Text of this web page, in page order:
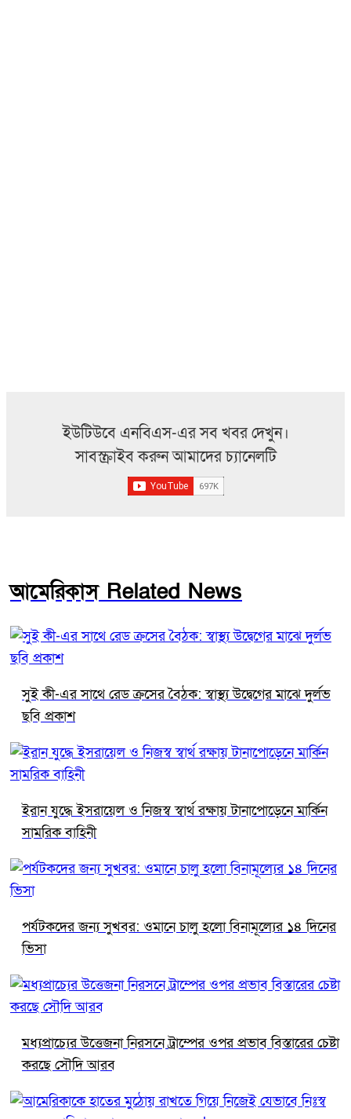
ইউটিউবে এনবিএস-এর সব খবর দেখুন।
সাবস্ক্রাইব করুন আমাদের চ্যানেলটি
আমেরিকাস Related News
সুই কী-এর সাথে রেড ক্রসের বৈঠক: স্বাস্থ্য উদ্বেগের মাঝে দুর্লভ
ছবি প্রকাশ
ইরান যুদ্ধে ইসরায়েল ও নিজস্ব স্বার্থ রক্ষায় টানাপোড়েনে মার্কিন
সামরিক বাহিনী
পর্যটকদের জন্য সুখবর: ওমানে চালু হলো বিনামূল্যের ১৪ দিনের
ভিসা
মধ্যপ্রাচ্যের উত্তেজনা নিরসনে ট্রাম্পের ওপর প্রভাব বিস্তারের চেষ্টা
করছে সৌদি আরব